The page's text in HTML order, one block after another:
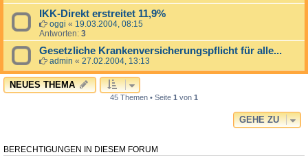
IKK-Direkt erstreitet 11,9%
oggi « 19.03.2004, 08:15
Antworten: 3
Gesetzliche Krankenversicherungspflicht für alle...
admin « 27.02.2004, 13:13
NEUES THEMA
45 Themen • Seite 1 von 1
GEHE ZU
BERECHTIGUNGEN IN DIESEM FORUM